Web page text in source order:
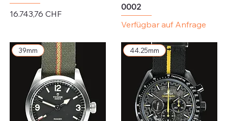
Preis
16.743,76 CHF
0002
Verfügbar auf Anfrage
39mm 44.25mm